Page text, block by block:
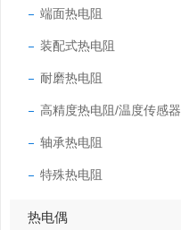
端面热电阻
装配式热电阻
耐磨热电阻
高精度热电阻/温度传感器
轴承热电阻
特殊热电阻
热电偶